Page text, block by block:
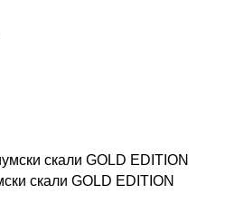
скали GOLD EDITION